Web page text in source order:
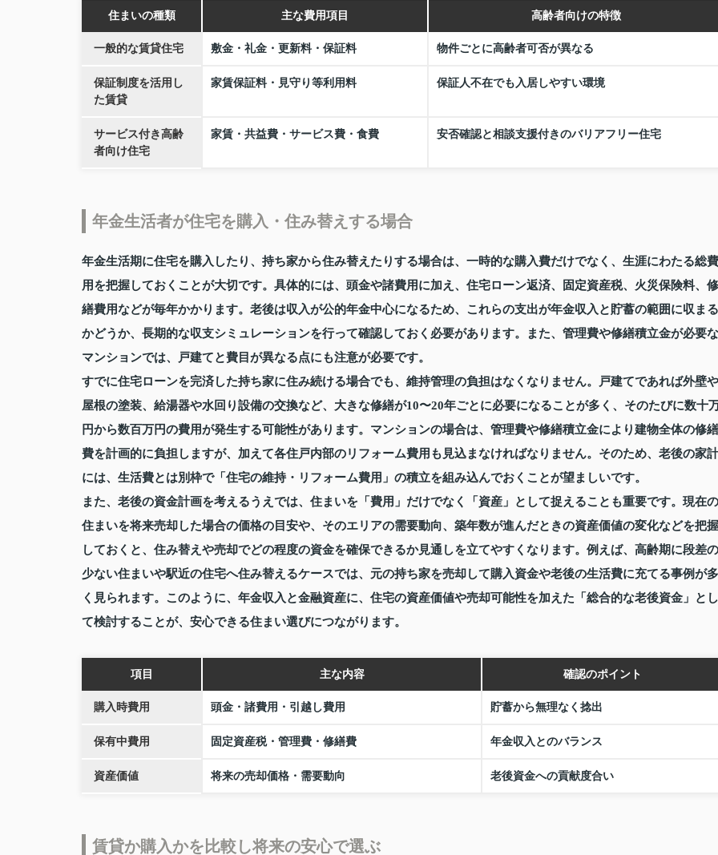
住まいの種類 主な費用項目 高齢者向けの特徴
一般的な賃貸住宅 敷金・礼金・更新料・保証料 物件ごとに高齢者可否が異なる
保証制度を活用し
た賃貸
家賃保証料・見守り等利用料 保証人不在でも入居しやすい環境
サービス付き高齢
者向け住宅
家賃・共益費・サービス費・食費 安否確認と相談支援付きのバリアフリー住宅
年金生活者が住宅を購入・住み替えする場合
年金生活期に住宅を購入したり、持ち家から住み替えたりする場合は、一時的な購入費だけでなく、生涯にわたる総費
用を把握しておくことが大切です。具体的には、頭金や諸費用に加え、住宅ローン返済、固定資産税、火災保険料、修
繕費用などが毎年かかります。老後は収入が公的年金中心になるため、これらの支出が年金収入と貯蓄の範囲に収まる
かどうか、長期的な収支シミュレーションを行って確認しておく必要があります。また、管理費や修繕積立金が必要な
マンションでは、戸建てと費目が異なる点にも注意が必要です。
すでに住宅ローンを完済した持ち家に住み続ける場合でも、維持管理の負担はなくなりません。戸建てであれば外壁や
屋根の塗装、給湯器や水回り設備の交換など、大きな修繕が10〜20年ごとに必要になることが多く、そのたびに数十
円から数百万円の費用が発生する可能性があります。マンションの場合は、管理費や修繕積立金により建物全体の修繕
費を計画的に負担しますが、加えて各住戸内部のリフォーム費用も見込まなければなりません。そのため、老後の家計
には、生活費とは別枠で「住宅の維持・リフォーム費用」の積立を組み込んでおくことが望ましいです。
また、老後の資金計画を考えるうえでは、住まいを「費用」だけでなく「資産」として捉えることも重要です。現在の
住まいを将来売却した場合の価格の目安や、そのエリアの需要動向、築年数が進んだときの資産価値の変化などを把握
しておくと、住み替えや売却でどの程度の資金を確保できるか見通しを立てやすくなります。例えば、高齢期に段差の
少ない住まいや駅近の住宅へ住み替えるケースでは、元の持ち家を売却して購入資金や老後の生活費に充てる事例が多
く見られます。このように、年金収入と金融資産に、住宅の資産価値や売却可能性を加えた「総合的な老後資金」とし
て検討することが、安心できる住まい選びにつながります。
項目 主な内容 確認のポイント
購入時費用 頭金・諸費用・引越し費用 貯蓄から無理なく捻出
保有中費用 固定資産税・管理費・修繕費 年金収入とのバランス
資産価値 将来の売却価格・需要動向 老後資金への貢献度合い
賃貸か購入かを比較し将来の安心で選ぶ